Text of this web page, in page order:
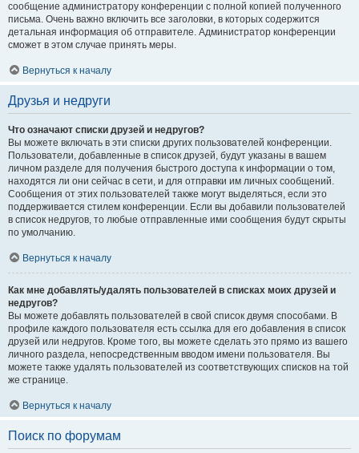
сообщение администратору конференции с полной копией полученного
письма. Очень важно включить все заголовки, в которых содержится
детальная информация об отправителе. Администратор конференции
сможет в этом случае принять меры.
Вернуться к началу
Друзья и недруги
Что означают списки друзей и недругов?
Вы можете включать в эти списки других пользователей конференции.
Пользователи, добавленные в список друзей, будут указаны в вашем
личном разделе для получения быстрого доступа к информации о том,
находятся ли они сейчас в сети, и для отправки им личных сообщений.
Сообщения от этих пользователей также могут выделяться, если это
поддерживается стилем конференции. Если вы добавили пользователей
в список недругов, то любые отправленные ими сообщения будут скрыты
по умолчанию.
Вернуться к началу
Как мне добавлять/удалять пользователей в списках моих друзей и
недругов?
Вы можете добавлять пользователей в свой список двумя способами. В
профиле каждого пользователя есть ссылка для его добавления в список
друзей или недругов. Кроме того, вы можете сделать это прямо из вашего
личного раздела, непосредственным вводом имени пользователя. Вы
можете также удалять пользователей из соответствующих списков на той
же странице.
Вернуться к началу
Поиск по форумам